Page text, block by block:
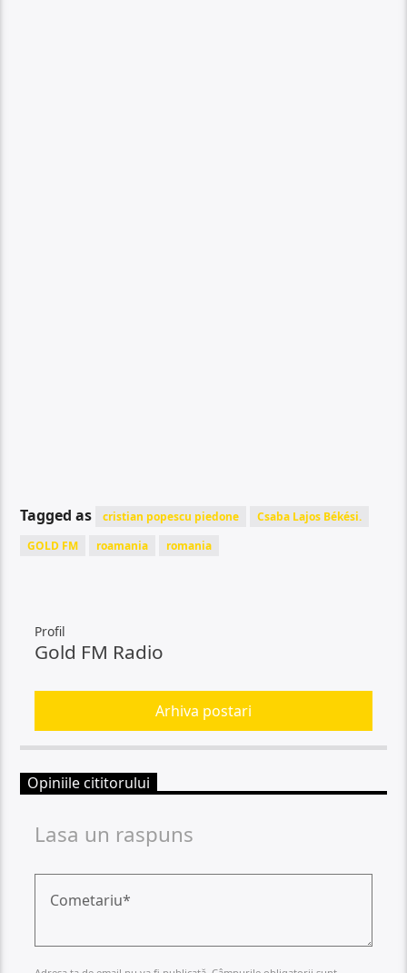
Tagged as cristian popescu piedone
Csaba Lajos Békési.
GOLD FM
roamania romania
Profil
Gold FM Radio
Arhiva postari
Opiniile cititorului
Lasa un raspuns